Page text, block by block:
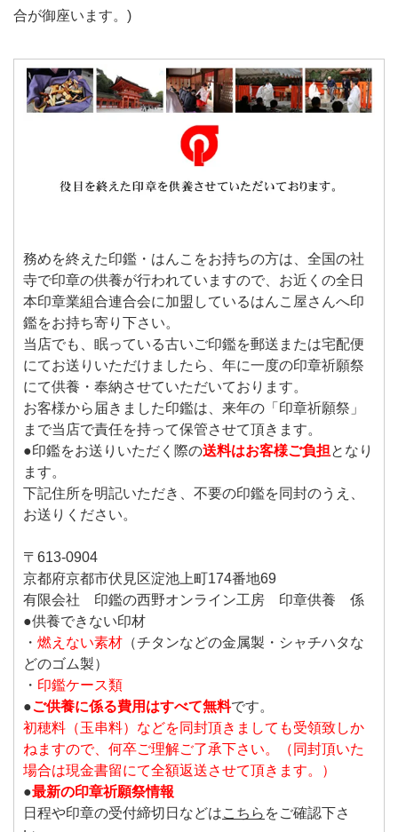
合が御座います。)
務めを終えた印鑑・はんこをお持ちの方は、全国の社
寺で印章の供養が行われていますので、お近くの全日
本印章業組合連合会に加盟しているはんこ屋さんへ印
鑑をお持ち寄り下さい。
当店でも、眠っている古いご印鑑を郵送または宅配便
にてお送りいただけましたら、年に一度の印章祈願祭
にて供養・奉納させていただいております。
お客様から届きました印鑑は、来年の「印章祈願祭」
まで当店で責任を持って保管させて頂きます。
●印鑑をお送りいただく際の送料はお客様ご負担となり
ます。
下記住所を明記いただき、不要の印鑑を同封のうえ、
お送りください。
〒613-0904
京都府京都市伏見区淀池上町174番地69
有限会社 印鑑の西野オンライン工房 印章供養 係
●供養できない印材
・ 燃えない素材 （チタンなどの金属製・シャチハタな
どのゴム製）
・ 印鑑ケース類
●ご供養に係る費用はすべて無料です。
初穂料（玉串料）などを同封頂きましても受領致しか
ねますので、何卒ご理解ご了承下さい。（同封頂いた
場合は現金書留にて全額返送させて頂きます。）
●最新の印章祈願祭情報
日程や印章の受付締切日などはこちら をご確認下さ